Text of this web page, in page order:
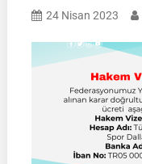
24 Nisan 2023